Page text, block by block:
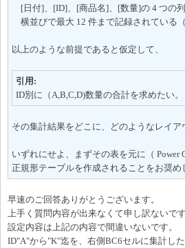
[日付]、[ID]、[商品名]、[数量]の 4 つの
横並びで最大 12 件まで記録されている
以上のような前提であると仮定して、
引用:
ID別に（A,B,C,D)数量の合計を求めたい。
その集計結果をどこに、どのようなレイ
いずれにせよ、まずその表を元に（ Power
正規形テーブルを作成されることをお奨め
早速のご回答ありがとうございます。
上手く質問内容が出来なくて申し訳ないです
設定内容は上記の内容で間違いないです。
ID"A"から"K"迄を、右側BC6セルに集計した